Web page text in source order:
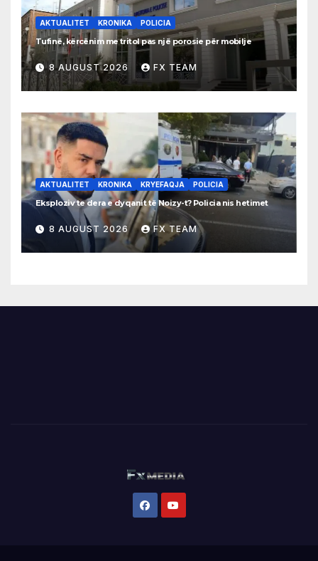
AKTUALITET KRONIKA POLICIA
Tufinë, kërcënim me tritol pas një porosie për mobilje
8 AUGUST 2026 FX TEAM
AKTUALITET KRONIKA KRYEFAQJA POLICIA
Eksploziv te dera e dyqanit të Noizy-t? Policia nis hetimet
8 AUGUST 2026 FX TEAM